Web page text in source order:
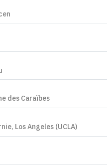
des Caraïbes
Los Angeles (UCLA)